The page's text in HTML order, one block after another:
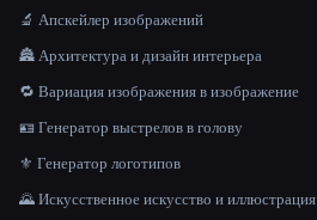
🔬 Апскейлер изображений
🏯 Архитектура и дизайн интерьера
🔁 Вариация изображения в изображение
🪪 Генератор выстрелов в голову
⚜️ Генератор логотипов
🌄 Искусственное искусство и иллюстрация